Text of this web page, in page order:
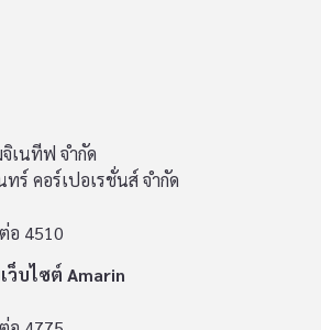
เนทีฟ จำกัด
ร์ คอร์เปอเรชั่นส์ จำกัด
อ 4510
บไซต์ Amarin